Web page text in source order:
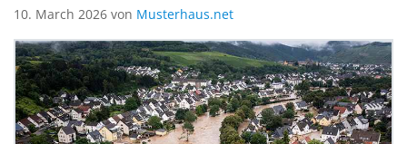
10. March 2026 von Musterhaus.net